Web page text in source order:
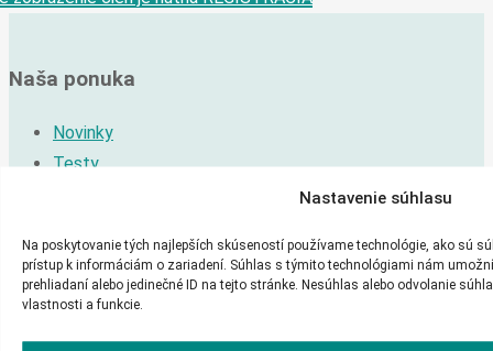
Nastavenie súhlasu
Na poskytovanie tých najlepších skúseností používame technológie, ako sú
prístup k informáciám o zariadení. Súhlas s týmito technológiami nám
prehliadaní alebo jedinečné ID na tejto stránke. Nesúhlas alebo odvolanie
vlastnosti a funkcie.
Naša ponuka
Novinky
Testy
Počítačové programy
Testy v maďarskom jazyku